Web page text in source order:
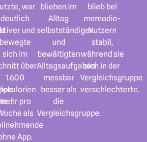
war
deutlich
und
bewegte
sich im
über
1.600
pro
als
App.
blieben im
Alltag
selbstständiger
und
bewältigten
Alltagsaufgaben
messbar
besser als
die
Vergleichsgruppe.
blieb bei
memodio-
Nutzern
stabil,
während sie
sich in der
Vergleichsgruppe
verschlechterte.